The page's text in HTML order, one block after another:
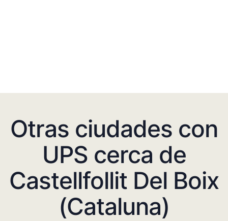
Otras ciudades con
UPS cerca de
Castellfollit Del Boix
(Cataluna)